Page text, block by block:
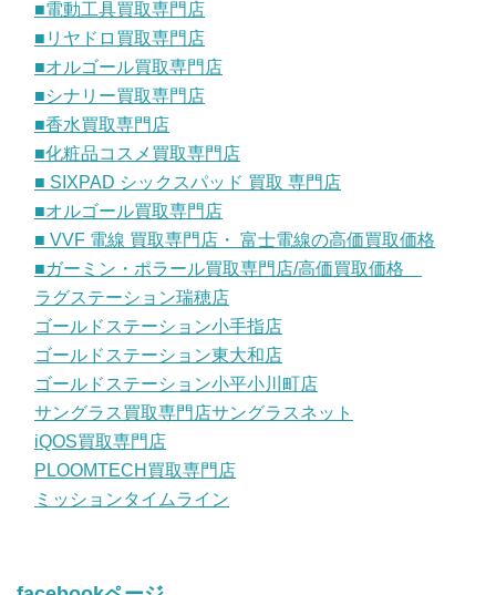
■電動工具買取専門店
■リヤドロ買取専門店
■オルゴール買取専門店
■シナリー買取専門店
■香水買取専門店
■化粧品コスメ買取専門店
■ SIXPAD シックスパッド 買取 専門店
■オルゴール買取専門店
■ VVF 電線 買取専門店・ 富士電線の高価買取価格
■ガーミン・ポラール買取専門店/高価買取価格
ラグステーション瑞穂店
ゴールドステーション小手指店
ゴールドステーション東大和店
ゴールドステーション小平小川町店
サングラス買取専門店サングラスネット
iQOS買取専門店
PLOOMTECH買取専門店
ミッションタイムライン